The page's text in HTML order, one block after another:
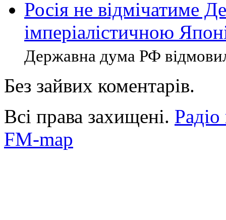
Росія не відмічатиме
імперіалістичною
Державна дума РФ
Без зайвих коментарів.
Всі права захищені.
FM-map